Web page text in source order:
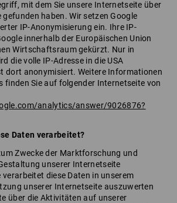
mit dem Sie unsere Internetseite über
gefunden haben. Wir setzen Google
IP-Anonymisierung ein. Ihre IP-
innerhalb der Europäischen Union
Wirtschaftsraum gekürzt. Nur in
die volle IP-Adresse in die USA
dort anonymisiert. Weitere Informationen
finden Sie auf folgender Internetseite von
analytics/answer/9026876?
Daten verarbeitet?
Zwecke der Marktforschung und
unserer Internetseite
diese Daten in unserem
unserer Internetseite auszuwerten
über die Aktivitäten auf unserer